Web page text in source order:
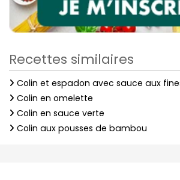
Recettes similaires
Colin et espadon avec sauce aux
Colin en omelette
Colin en sauce verte
Colin aux pousses de bambou